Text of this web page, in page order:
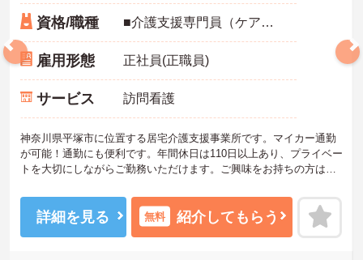
資格/職種 ■介護支援専門員（ケアマネジャー） ■経験3年以上
雇用形態 正社員(正職員)
サービス 訪問看護
神奈川県平塚市に位置する居宅介護支援事業所です。マイカー通勤
が可能！通勤にも便利です。年間休日は110日以上あり、プライベー
トを大切にしながらご勤務いただけます。ご興味をお持ちの方はお
詳細を見る 無料 紹介してもらう